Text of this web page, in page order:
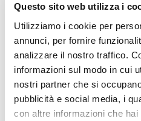
Questo sito web utilizza i
Utilizziamo i cookie per
annunci, per fornire
analizzare il nostro traffico.
informazioni sul modo in cui
nostri partner che si
pubblicità e social media, i
con altre informazioni che
Morbegno si trova in Bassa
Alpi Orobie, con un centro
e chiese. Da vedere la
il Santuario dell’Assunta e